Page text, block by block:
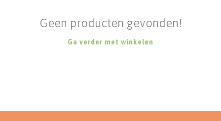
Geen producten gevonden!
Ga verder met winkelen